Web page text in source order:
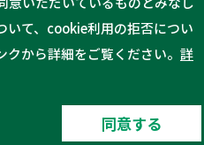
いて、cookie利用の拒否につい
から詳細をご覧ください。 詳
同意する
個人情報保護方針 サイトマ